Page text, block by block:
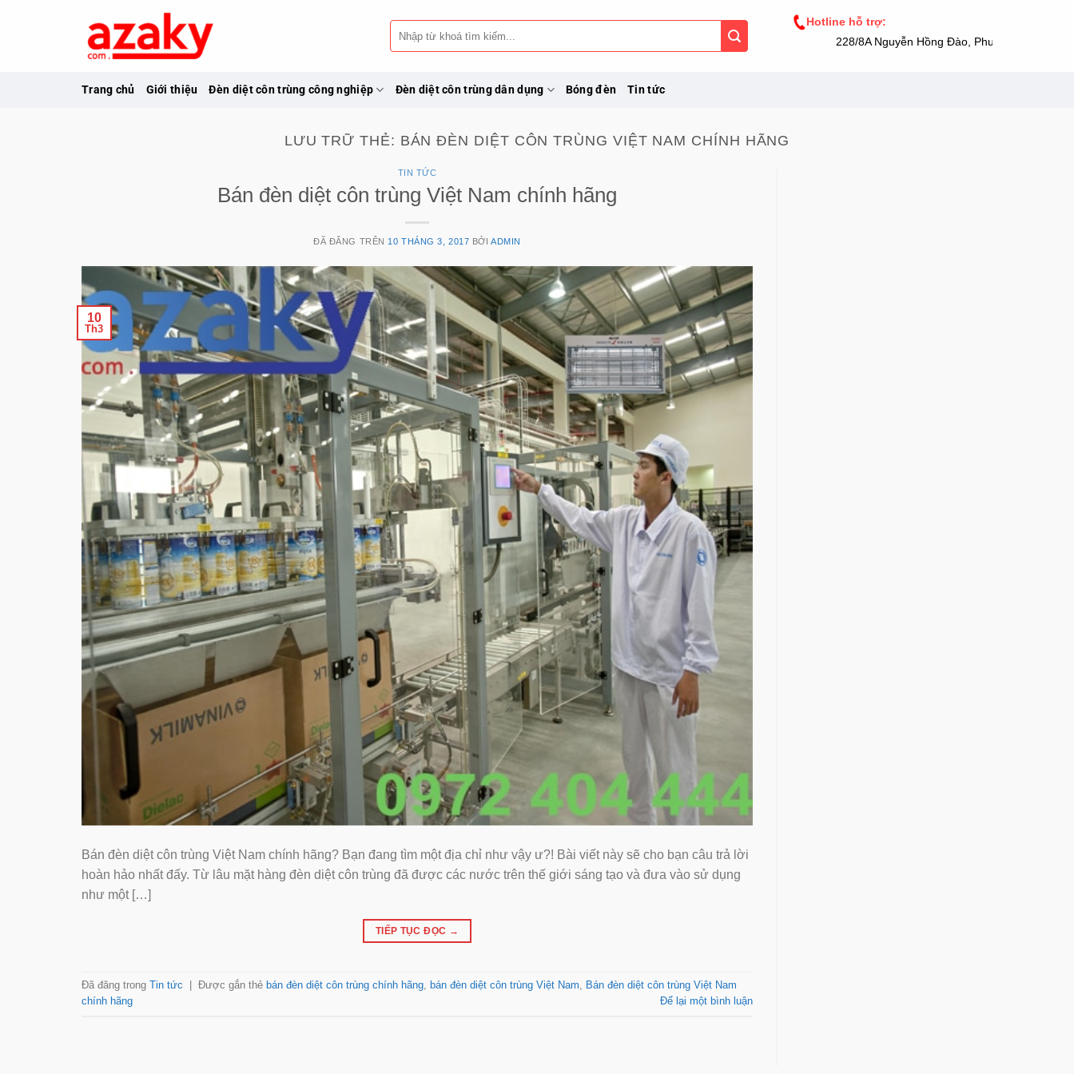
Tìm
kiếm:
Hotline hỗ trợ:
228/8A Nguyễn Hồng Đào, Phường 14, Tân
Trang chủ Giới thiệu Đèn diệt côn trùng công nghiệp Đèn diệt côn trùng dân dụng Bóng đèn Tin tức
LƯU TRỮ THẺ: BÁN ĐÈN DIỆT CÔN TRÙNG VIỆT NAM CHÍNH HÃNG
TIN TỨC
Bán đèn diệt côn trùng Việt Nam chính hãng
ĐÃ ĐĂNG TRÊN 10 THÁNG 3, 2017 BỞIADMIN
10
Th3
Bán đèn diệt côn trùng Việt Nam chính hãng? Bạn đang tìm một địa chỉ như vậy ư?! Bài viết này sẽ cho bạn câu trả lời
hoàn hảo nhất đấy. Từ lâu mặt hàng đèn diệt côn trùng đã được các nước trên thế giới sáng tạo và đưa vào sử dụng
như một […]
TIẾP TỤC ĐỌC →
Đã đăng trong Tin tức Được gắn thẻ bán đèn diệt côn trùng chính hãng, bán đèn diệt côn trùng Việt Nam, Bán đèn diệt côn trùng Việt Nam
chính hãng
Để lại một bình luận